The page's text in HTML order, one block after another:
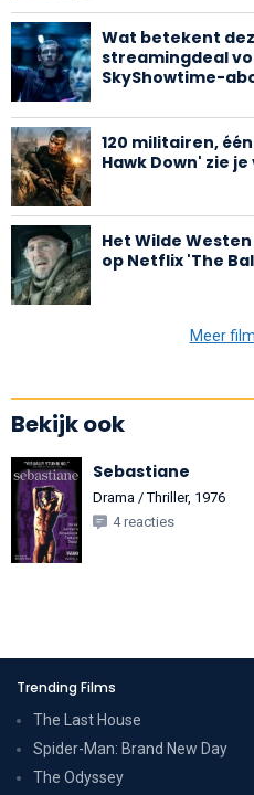
Wat betekent
streamingdeal
SkyShowtime-
120 militairen,
Hawk Down' zie
Het Wilde
op Netflix 'The
Meer
Bekijk ook
Sebastiane
Drama / Thriller, 1976
4 reacties
Trending Films
The Last House
Spider-Man: Brand New Day
The Odyssey